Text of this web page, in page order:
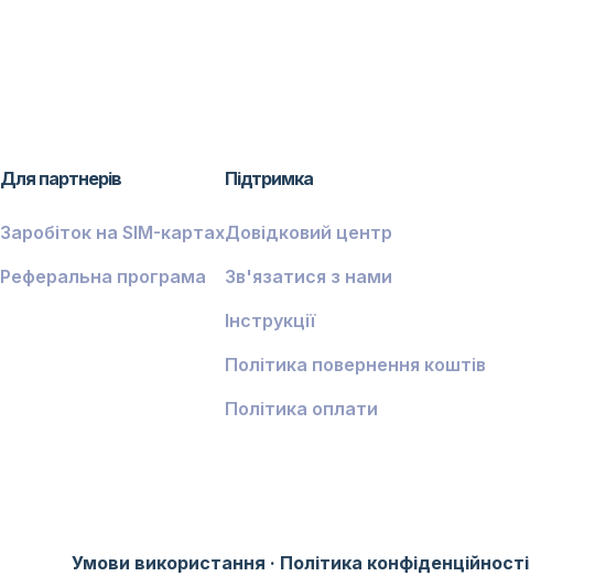
Для партнерів
Заробіток на SIM-картах
Реферальна програма
Підтримка
Довідковий центр
Зв'язатися з нами
Інструкції
Політика повернення коштів
Політика оплати
Умови використання · Політика конфіденційності